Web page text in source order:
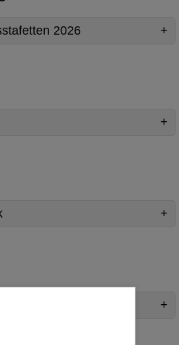
2026